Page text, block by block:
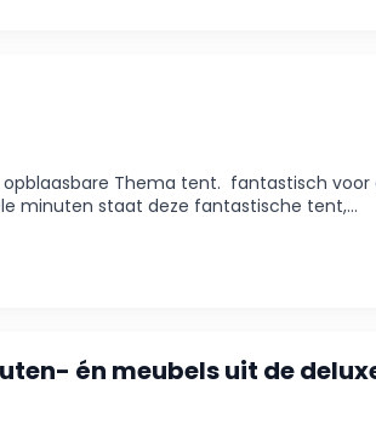
opblaasbare Thema tent. fantastisch
minuten staat deze fantastische tent,…
én meubels uit de